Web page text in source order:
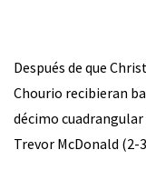
Después de que
Chourio recibieran
décimo
Trevor McDonald (2-